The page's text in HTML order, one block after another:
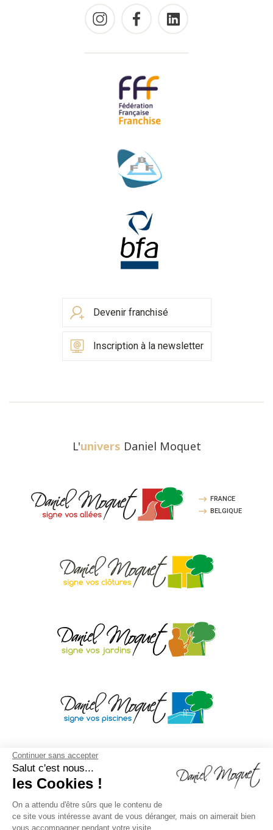
Continuer sans accepter
Salut c'est nous...
les Cookies !
On a attendu d'être sûrs que le contenu de
ce site vous intéresse avant de vous déranger, mais on aimerait bien
vous accompagner pendant votre visite...
Devenir franchisé
Inscription à la newsletter
L'univers Daniel Moquet
FRANCE
BELGIQUE